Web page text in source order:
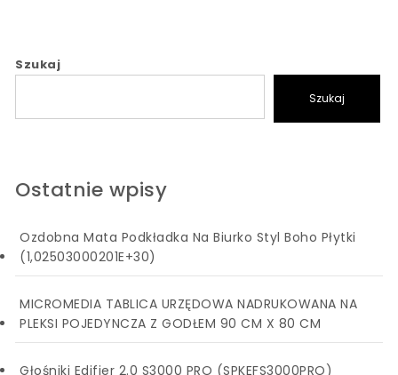
Szukaj
Szukaj
Ostatnie wpisy
Ozdobna Mata Podkładka Na Biurko Styl Boho Płytki
(1,02503000201E+30)
MICROMEDIA TABLICA URZĘDOWA NADRUKOWANA NA
PLEKSI POJEDYNCZA Z GODŁEM 90 CM X 80 CM
Głośniki Edifier 2.0 S3000 PRO (SPKEFS3000PRO)